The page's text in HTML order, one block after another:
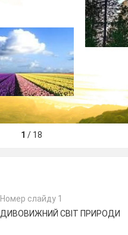
1 / 18
Номер слайду 1
ДИВОВИЖНИЙ СВІТ ПРИРОДИ